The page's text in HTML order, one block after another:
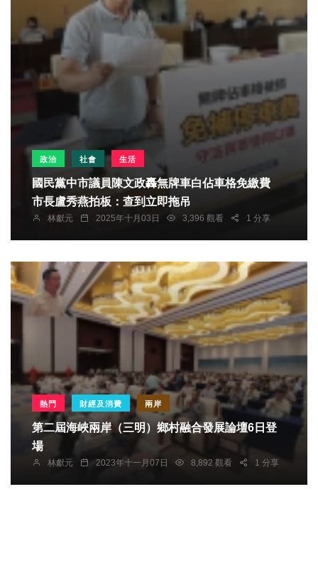
政治 社會 生活
國民黨中市議員陳文政轟無牌車白佔車格免繳費
市長盧秀燕拍板：查到立即拖吊
林獻元 2025年十月03日 3,396 觀看 1 分享
熱門 財經及消費 兩岸
第二屆海峽兩岸（三明）鄉村融合發展論壇6日登
場
林獻元 2023年十一月07日 8,892 觀看 1 分享